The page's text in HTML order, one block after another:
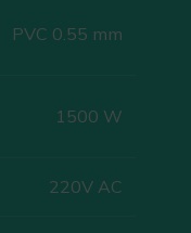
PVC 0.55 mm
1500 W
220V AC